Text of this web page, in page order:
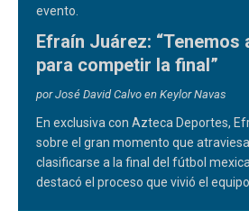
Efraín Juárez: “Tenemos
para competir la final”
por José David Calvo en Keylor Navas
En exclusiva con Azteca Deportes,
sobre el gran momento que
clasificarse a la final del fútbol
destacó el proceso que vivió el